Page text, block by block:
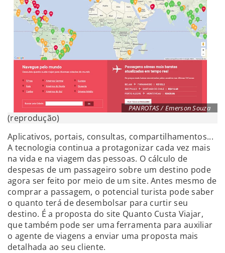
PANROTAS / Emerson Souza
(reprodução)
Aplicativos, portais, consultas, compartilhamentos...
A tecnologia continua a protagonizar cada vez mais
na vida e na viagem das pessoas. O cálculo de
despesas de um passageiro sobre um destino pode
agora ser feito por meio de um site. Antes mesmo de
comprar a passagem, o potencial turista pode saber
o quanto terá de desembolsar para curtir seu
destino. É a proposta do site Quanto Custa Viajar,
que também pode ser uma ferramenta para auxiliar
o agente de viagens a enviar uma proposta mais
detalhada ao seu cliente.